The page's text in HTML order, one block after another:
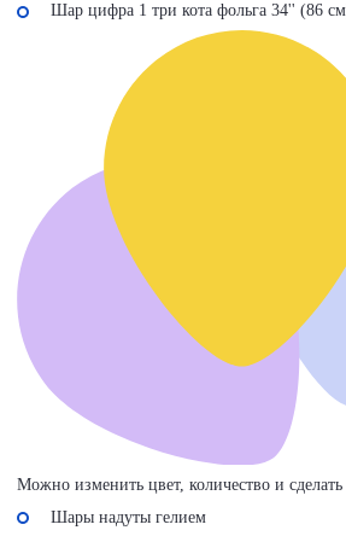
Шар цифра 1 три кота фольга 34'' (86
Можно изменить цвет, количество и
Шары надуты гелием